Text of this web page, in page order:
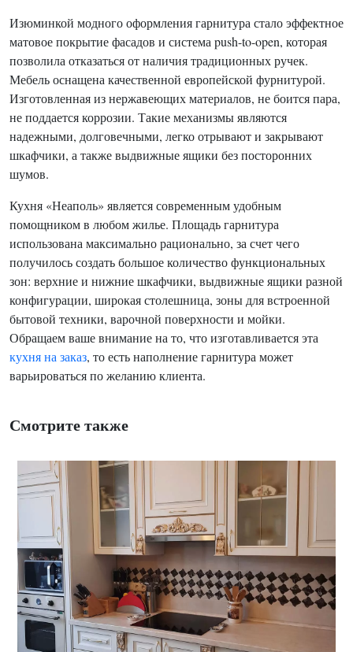
Изюминкой модного оформления гарнитура стало эффектное
матовое покрытие фасадов и система push-to-open, которая
позволила отказаться от наличия традиционных ручек.
Мебель оснащена качественной европейской фурнитурой.
Изготовленная из нержавеющих материалов, не боится пара,
не поддается коррозии. Такие механизмы являются
надежными, долговечными, легко отрывают и закрывают
шкафчики, а также выдвижные ящики без посторонних
шумов.
Кухня «Неаполь» является современным удобным
помощником в любом жилье. Площадь гарнитура
использована максимально рационально, за счет чего
получилось создать большое количество функциональных
зон: верхние и нижние шкафчики, выдвижные ящики разной
конфигурации, широкая столешница, зоны для встроенной
бытовой техники, варочной поверхности и мойки.
Обращаем ваше внимание на то, что изготавливается эта
кухня на заказ, то есть наполнение гарнитура может
варьироваться по желанию клиента.
Смотрите также